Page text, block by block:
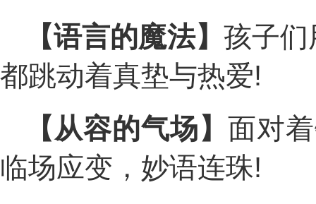
【语言的魔法】 孩子
都跳动着真垫与热爱!
【从容的气场】 面对
临场应变，妙语连珠!